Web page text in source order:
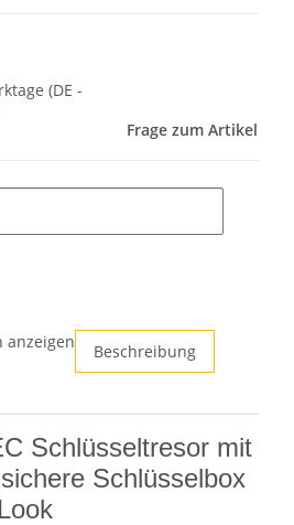
(DE -
Frage zum Artikel
anzeigen
Beschreibung
Schlüsseltresor mit
Schlüsselbox